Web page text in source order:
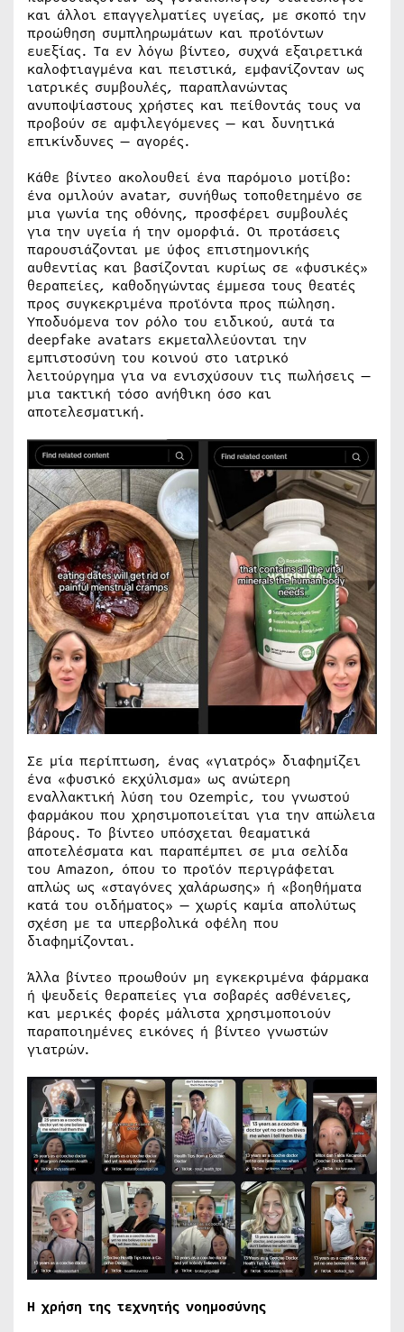
και άλλοι επαγγελματίες υγείας, με σκοπό την
προώθηση συμπληρωμάτων και προϊόντων
ευεξίας. Τα εν λόγω βίντεο, συχνά εξαιρετικά
καλοφτιαγμένα και πειστικά, εμφανίζονταν ως
ιατρικές συμβουλές, παραπλανώντας
ανυποψίαστους χρήστες και πείθοντάς τους να
προβούν σε αμφιλεγόμενες — και δυνητικά
επικίνδυνες — αγορές.
Κάθε βίντεο ακολουθεί ένα παρόμοιο μοτίβο:
ένα ομιλούν avatar, συνήθως τοποθετημένο σε
μια γωνία της οθόνης, προσφέρει συμβουλές
για την υγεία ή την ομορφιά. Οι προτάσεις
παρουσιάζονται με ύφος επιστημονικής
αυθεντίας και βασίζονται κυρίως σε «φυσικές»
θεραπείες, καθοδηγώντας έμμεσα τους θεατές
προς συγκεκριμένα προϊόντα προς πώληση.
Υποδυόμενα τον ρόλο του ειδικού, αυτά τα
deepfake avatars εκμεταλλεύονται την
εμπιστοσύνη του κοινού στο ιατρικό
λειτούργημα για να ενισχύσουν τις πωλήσεις —
μια τακτική τόσο ανήθικη όσο και
αποτελεσματική.
Σε μία περίπτωση, ένας «γιατρός» διαφημίζει
ένα «φυσικό εκχύλισμα» ως ανώτερη
εναλλακτική λύση του Ozempic, του γνωστού
φαρμάκου που χρησιμοποιείται για την απώλεια
βάρους. Το βίντεο υπόσχεται θεαματικά
αποτελέσματα και παραπέμπει σε μια σελίδα
του Amazon, όπου το προϊόν περιγράφεται
απλώς ως «σταγόνες χαλάρωσης» ή «βοηθήματα
κατά του οιδήματος» — χωρίς καμία απολύτως
σχέση με τα υπερβολικά οφέλη που
διαφημίζονται.
Άλλα βίντεο προωθούν μη εγκεκριμένα φάρμακα
ή ψευδείς θεραπείες για σοβαρές ασθένειες,
και μερικές φορές μάλιστα χρησιμοποιούν
παραποιημένες εικόνες ή βίντεο γνωστών
γιατρών.
Η χρήση της τεχνητής νοημοσύνης